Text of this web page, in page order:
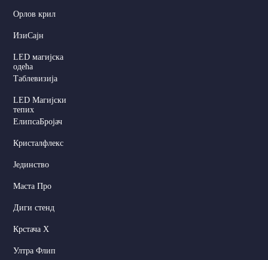
Орлов крил
ИзиСајн
LED магијска
одећа
Таблевизија
LED Магијски
тепих
ЕлипсаБројач
Кристалфлекс
Јединство
Маста Про
Диги стенд
Крстача X
Ултра Флип